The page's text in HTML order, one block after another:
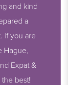
and kind
a
If you are
Hague,
Expat &
the best!